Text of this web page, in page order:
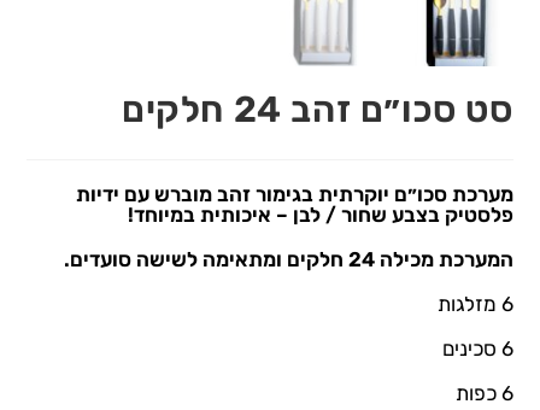
סט סכו״ם זהב 24 חלקים
מערכת סכו״ם יוקרתית בגימור זהב מוברש עם ידיות
פלסטיק בצבע שחור / לבן – איכותית במיוחד!
המערכת מכילה 24 חלקים ומתאימה לשישה סועדים.
6 מזלגות
6 סכינים
6 כפות